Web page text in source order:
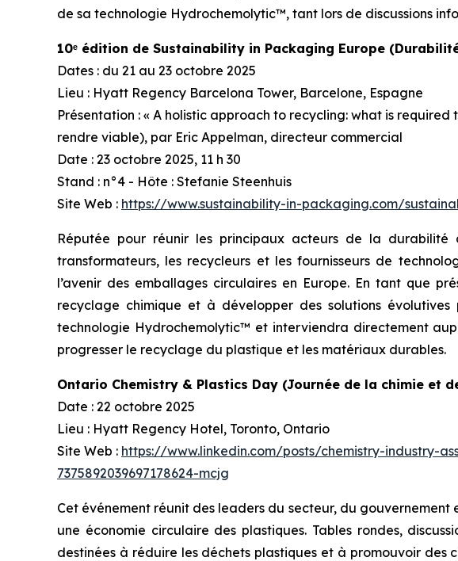
de sa technologie Hydrochemolytic™, tant lors de discussions
10ᵉ édition de Sustainability in Packaging Europe
Dates : du 21 au 23 octobre 2025
Lieu : Hyatt Regency Barcelona Tower, Barcelone, Espagne
Présentation : « A holistic approach to recycling: what is
rendre viable), par Eric Appelman, directeur commercial
Date : 23 octobre 2025, 11 h 30
Stand : n°4 - Hôte : Stefanie Steenhuis
Site Web : https://www.sustainability-in-packaging.com/
Réputée pour réunir les principaux acteurs de la
transformateurs, les recycleurs et les fournisseurs de
l’avenir des emballages circulaires en Europe. En tant que
recyclage chimique et à développer des solutions
technologie Hydrochemolytic™ et interviendra directement
progresser le recyclage du plastique et les matériaux durables.
Ontario Chemistry & Plastics Day (Journée de la chimie et
Date : 22 octobre 2025
Lieu : Hyatt Regency Hotel, Toronto, Ontario
Site Web : https://www.linkedin.com/posts/chemistry-industry-
7375892039697178624-mcjg
Cet événement réunit des leaders du secteur, du
une économie circulaire des plastiques. Tables rondes,
destinées à réduire les déchets plastiques et à promouvoir